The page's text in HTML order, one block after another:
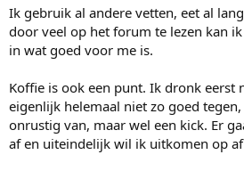
Ik gebruik al andere vetten, eet al
door veel op het forum te lezen kan
in wat goed voor me is.
Koffie is ook een punt. Ik dronk eerst
eigenlijk helemaal niet zo goed
onrustig van, maar wel een kick. Er
af en uiteindelijk wil ik uitkomen op